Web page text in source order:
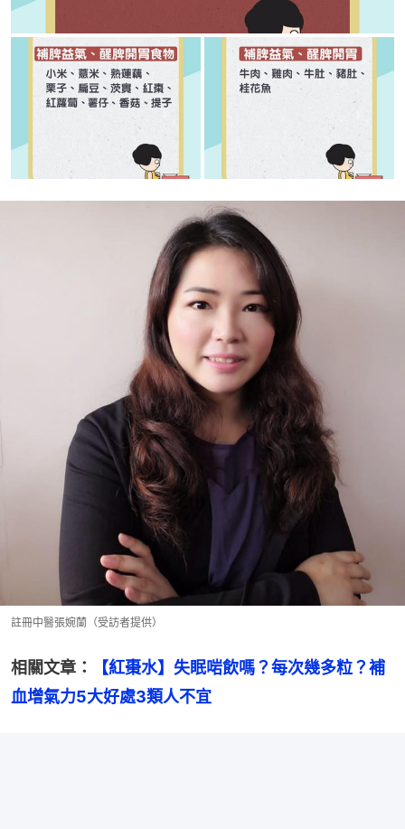
註冊中醫張婉蘭（受訪者提供）
相關文章：
【紅棗水】失眠啱飲嗎？每次幾多粒？補
血增氣力5大好處3類人不宜